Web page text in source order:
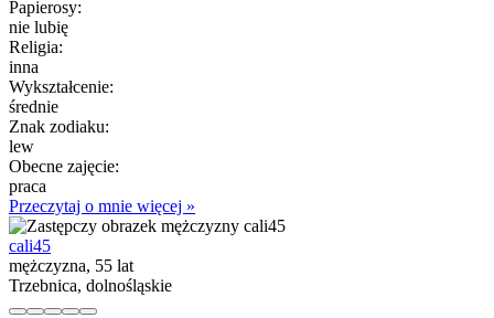
Papierosy:
nie lubię
Religia:
inna
Wykształcenie:
średnie
Znak zodiaku:
lew
Obecne zajęcie:
praca
Przeczytaj o mnie więcej »
cali45
mężczyzna, 55 lat
Trzebnica, dolnośląskie